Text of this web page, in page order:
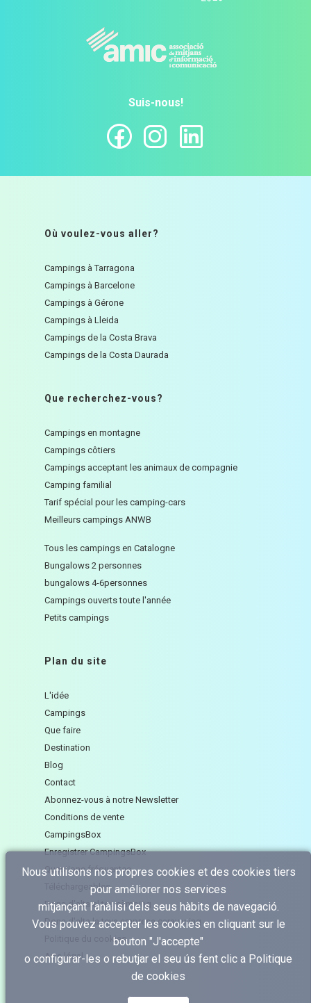
Suis-nous!
Où voulez-vous aller?
Campings à Tarragona
Campings à Barcelone
Campings à Gérone
Campings à Lleida
Campings de la Costa Brava
Campings de la Costa Daurada
Que recherchez-vous?
Campings en montagne
Campings côtiers
Campings acceptant les animaux de compagnie
Camping familial
Tarif spécial pour les camping-cars
Meilleurs campings ANWB
Tous les campings en Catalogne
Bungalows 2 personnes
bungalows 4-6personnes
Campings ouverts toute l'année
Petits campings
Plan du site
L'idée
Campings
Que faire
Destination
Blog
Contact
Abonnez-vous à notre Newsletter
Conditions de vente
CampingsBox
Enregistrer CampingsBox
Questions fréquentes
Téléchargeables
Dona d'alta el teu càmping
Dona d'alta la teva empresa caravaning
Politique du cookies
Avis légal
Nous utilisons nos propres cookies et des cookies tiers
pour améliorer nos services
mitjançant l’anàlisi dels seus hàbits de navegació.
Vous pouvez accepter les cookies en cliquant sur le
bouton "J'accepte"
o configurar-les o rebutjar el seu ús fent clic a Politique
de cookies